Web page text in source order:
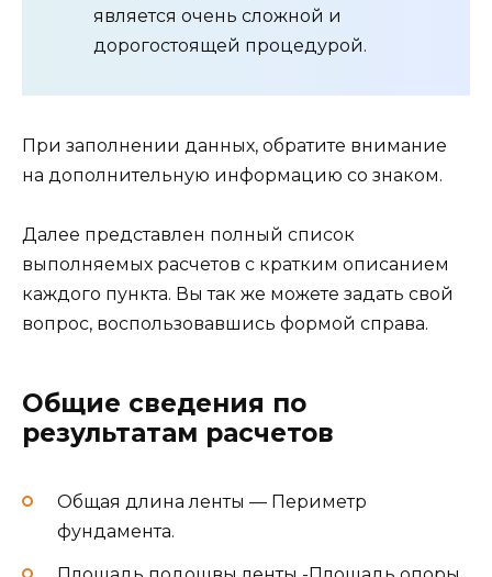
фундамента на почву. Соответствует
размерам необходимой гидроизоляции.
утеплителя для внешней стороны
фундамента.
необходимого для заливки всего
фундамента с заданными параметрами. Так
как объем заказанного бетона может
незначительно отличаться от фактического,
заливке, заказывать необходимо с 10%
запасом.
по средней плотности.
Нагрузка на почву от фундамента —
Распределенная нагрузка на всю площадь